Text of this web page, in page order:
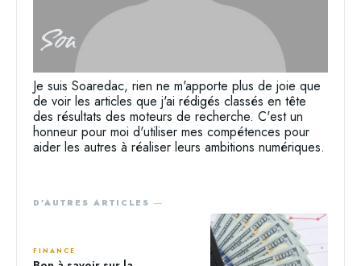
Soa
Je suis Soaredac, rien ne m'apporte plus de joie que
de voir les articles que j'ai rédigés classés en tête
des résultats des moteurs de recherche. C'est un
honneur pour moi d'utiliser mes compétences pour
aider les autres à réaliser leurs ambitions numériques.
D'AUTRES ARTICLES ―
FINANCE